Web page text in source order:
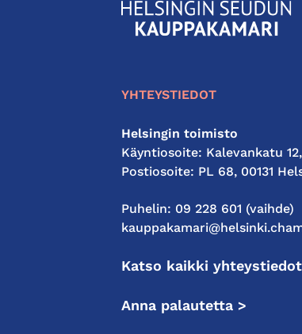
KauppakamariHelsingin
seudun
YHTEYSTIEDOT
Helsingin toimisto
Käyntiosoite: Kalevankatu
Postiosoite: PL 68, 00131
Puhelin: 09 228 601 (vaihde)
Katso kaikki
Anna palautetta >